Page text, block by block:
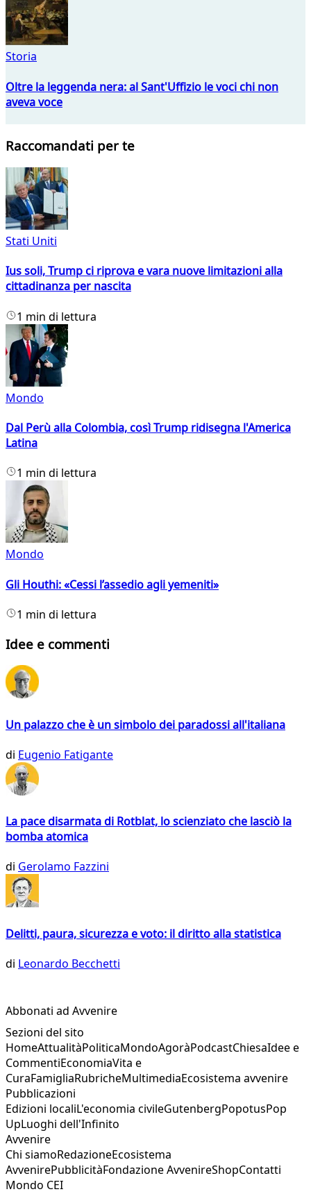
Storia
Oltre la leggenda nera: al Sant'Uffizio le voci chi non
aveva voce
Raccomandati per te
Stati Uniti
Ius soli, Trump ci riprova e vara nuove limitazioni alla
cittadinanza per nascita
1 min di lettura
Mondo
Dal Perù alla Colombia, così Trump ridisegna l'America
Latina
1 min di lettura
Mondo
Gli Houthi: «Cessi l’assedio agli yemeniti»
1 min di lettura
Idee e commenti
Un palazzo che è un simbolo dei paradossi all'italiana
di Eugenio Fatigante
La pace disarmata di Rotblat, lo scienziato che lasciò la
bomba atomica
di Gerolamo Fazzini
Delitti, paura, sicurezza e voto: il diritto alla statistica
di Leonardo Becchetti
Abbonati ad Avvenire
Sezioni del sito
HomeAttualitàPoliticaMondoAgoràPodcastChiesaIdee e
CommentiEconomiaVita e
CuraFamigliaRubricheMultimediaEcosistema avvenire
Pubblicazioni
Edizioni localiL'economia civileGutenbergPopotusPop
UpLuoghi dell'Infinito
Avvenire
Chi siamoRedazioneEcosistema
AvvenirePubblicitàFondazione AvvenireShopContatti
Mondo CEI